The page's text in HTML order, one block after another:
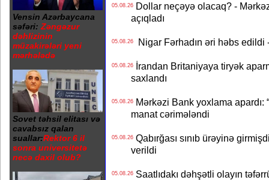
Vensin Azərbaycana
səfəri: Zəngəzur
dəhlizinin
müzakirələri yeni
mərhələdə
Sovet təhsil elitası və
cavabsız qalan
suallar:Rektor 6 il
sonra universitetə
necə daxil olub?
05.08.26Dollar neçəyə olacaq? -
açıqladı
05.08.26Nigar Fərhadın əri həbs edildi
05.08.26İrandan Britaniyaya tiryək
saxlandı
05.08.26Mərkəzi Bank yoxlama apardı:
manat cərimələndi
05.08.26Qabırğası sınıb ürəyinə
verildi
05.08.26Saatlıdakı dəhşətli olayın